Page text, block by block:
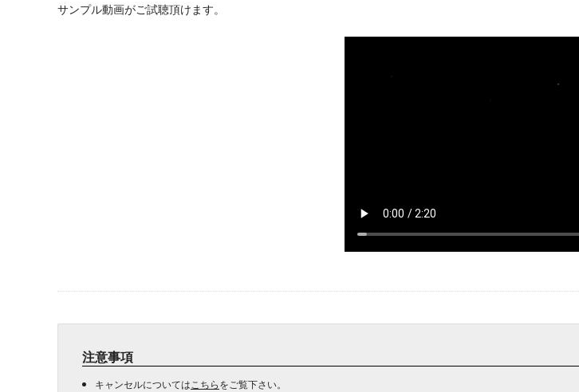
サンプル動画がご試聴頂けます。
注意事項
キャンセルについては こちらをご覧下さい。